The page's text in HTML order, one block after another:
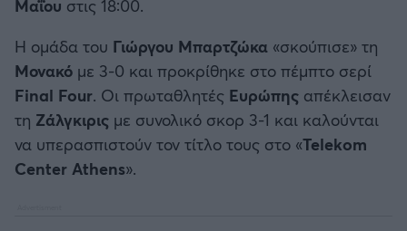
Αστέρας Τρίπολης
Παναιτωλικός
Καλαμάτα
Ηρακλής
Μαΐου στις 18:00.
Η ομάδα του Γιώργου Μπαρτζώκα «σκούπισε» τη
Μονακό με 3-0 και προκρίθηκε στο πέμπτο σερί
Final Four. Οι πρωταθλητές Ευρώπης απέκλεισαν
τη Ζάλγκιρις με συνολικό σκορ 3-1 και καλούνται
να υπερασπιστούν τον τίτλο τους στο «Telekom
Center Athens».